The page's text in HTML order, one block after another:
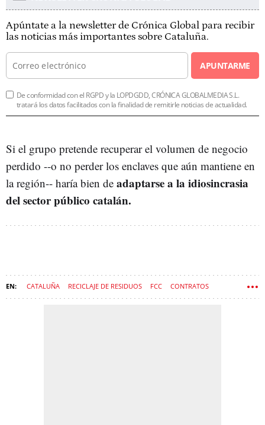
Apúntate a la newsletter de Crónica Global para recibir
las noticias más importantes sobre Cataluña.
APUNTARME
De conformidad con el RGPD y la LOPDGDD, CRÓNICA GLOBALMEDIA S.L.
tratará los datos facilitados con la finalidad de remitirle noticias de actualidad.
Si el grupo pretende recuperar el volumen de negocio
perdido --o no perder los enclaves que aún mantiene en
la región-- haría bien de adaptarse a la idiosincrasia
del sector público catalán.
CATALUÑA RECICLAJE DE RESIDUOS FCC CONTRATOS